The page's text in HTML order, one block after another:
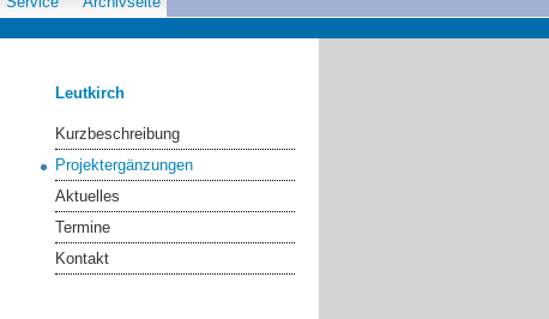
Leutkirch
Kurzbeschreibung
Projektergänzungen
Aktuelles
Termine
Kontakt